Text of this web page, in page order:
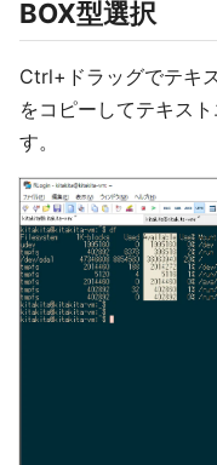
BOX型選択
Ctrl+ドラッグでテキ
をコピーしてテキス
す。